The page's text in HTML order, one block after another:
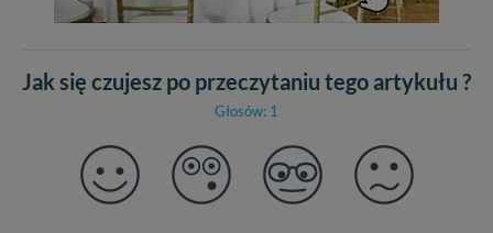
Jak się czujesz po przeczytaniu tego artykułu ?
Głosów: 1